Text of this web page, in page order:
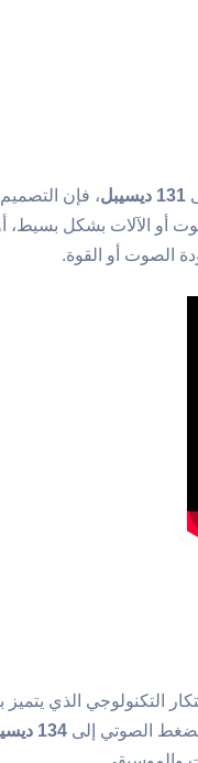
131 ديسيبل ، فإن
أو الآلات بشكل بسيط،
الصوت أو القوة.
التكنولوجي الذي
الصوتي إلى134 ديسيبل